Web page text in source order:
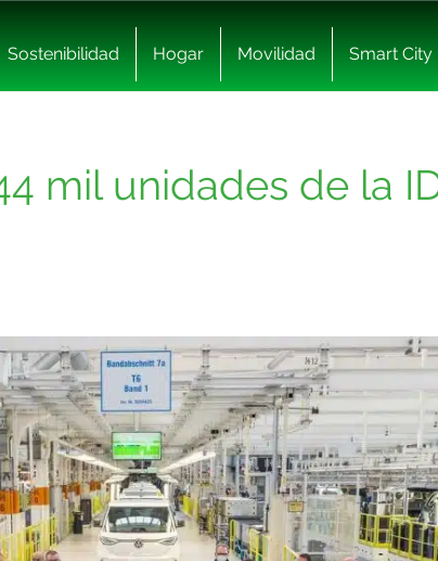
Sostenibilidad Hogar Movilidad Smart City
mil unidades de la